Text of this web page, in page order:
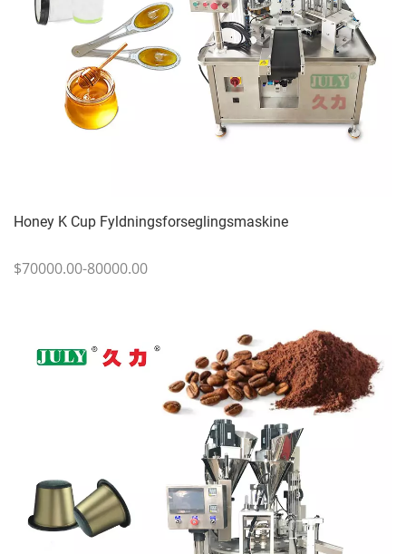
Honey K Cup Fyldningsforseglingsmaskine
$70000.00-80000.00